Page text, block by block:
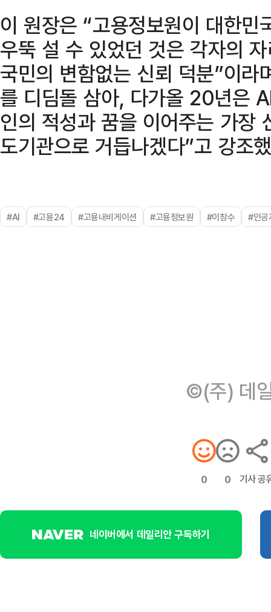
이 원장은 “고용정보원이 대한
우뚝 설 수 있었던 것은 각자의
국민의 변함없는 신뢰 덕분”이
를 디딤돌 삼아, 다가올 20년은
인의 적성과 꿈을 이어주는 가장
도기관으로 거듭나겠다”고 강조
#AI #고용24 #고용내비게이션 #고용정보원 #이창수 #인공
©(주) 데
0 0 기사 공
네이버에서 데일리안 구독하기